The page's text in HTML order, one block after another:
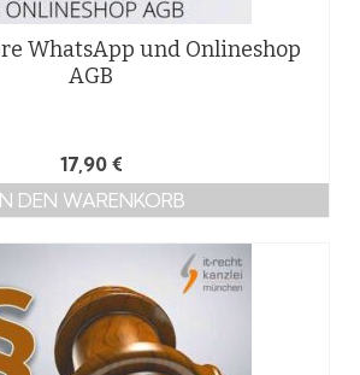
WhatsApp und Onlineshop
AGB
17,90 €
DEN WARENKORB